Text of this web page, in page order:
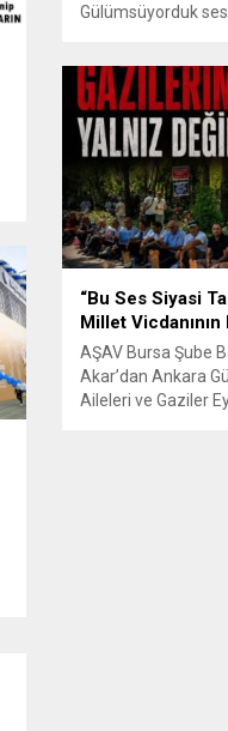
Gülümsüyorduk
bakışın yetiyordu
tutturmaya ben de
duruyordu Zamana
Senle...
“Bu Ses Siyasi
Millet Vicdanının
AŞAV Bursa Şube
Akar’dan Ankara
Aileleri ve Gaziler